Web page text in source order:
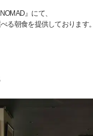
』にて、
る朝食を提供しております。